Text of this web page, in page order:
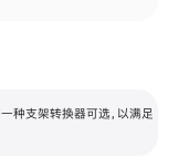
支架转换器可选，以满足